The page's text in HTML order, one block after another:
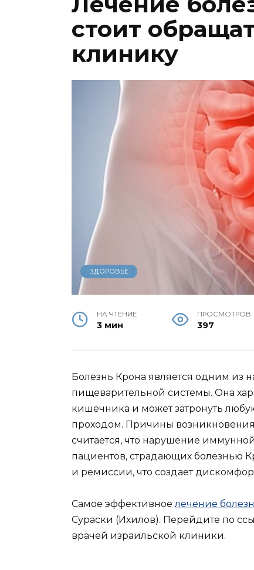
стоит
клинику
ЗДОРОВЬЕ
НА ЧТЕНИЕ
3 мин
ПРОСМОТРОВ
397
Болезнь Крона является одним из
пищеварительной системы. Она
кишечника и может затронуть
проходом. Причины
считается, что нарушение
пациентов, страдающих болезнью
и ремиссии, что создает
Самое эффективноелечение
Сураски (Ихилов). Перейдите по
врачей израильской клиники.